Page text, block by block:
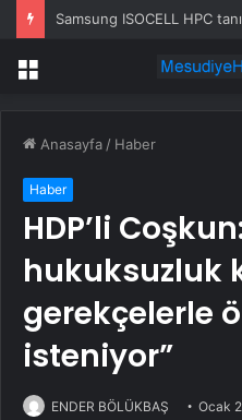
Menü
Anasayfa / Haber
Haber
HDP’li
hukuksuzluk
gerekçelerle
isteniyor”
ENDER BÖLÜKBAŞ Ocak